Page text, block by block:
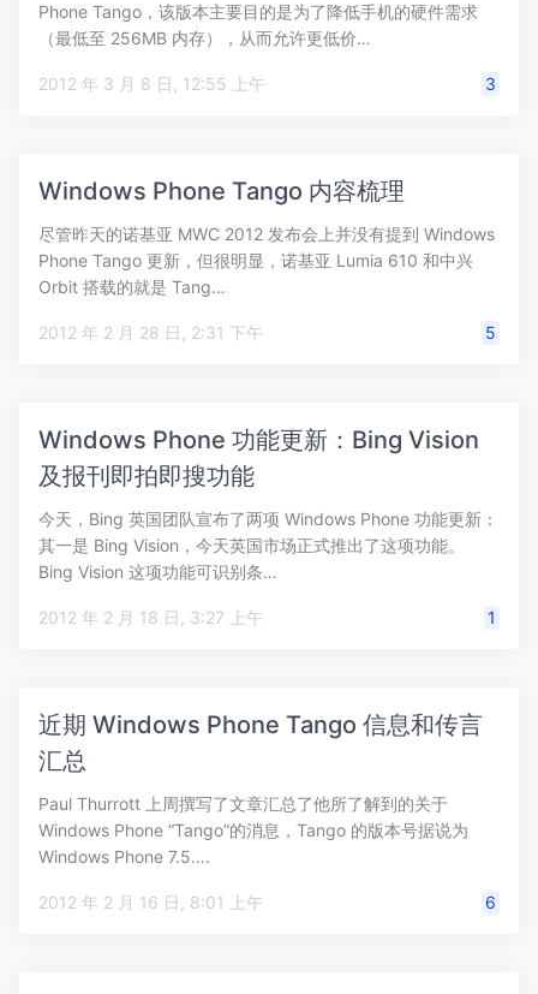
Phone Tango，该版本主要目的是为了降低手机的硬件需求
（最低至 256MB 内存），从而允许更低价…
2012 年 3 月 8 日, 12:55 上午 3
Windows Phone Tango 内容梳理
尽管昨天的诺基亚 MWC 2012 发布会上并没有提到 Windows
Phone Tango 更新，但很明显，诺基亚 Lumia 610 和中兴
Orbit 搭载的就是 Tang…
2012 年 2 月 28 日, 2:31 下午 5
Windows Phone 功能更新：Bing Vision
及报刊即拍即搜功能
今天，Bing 英国团队宣布了两项 Windows Phone 功能更新：
其一是 Bing Vision，今天英国市场正式推出了这项功能。
Bing Vision 这项功能可识别条…
2012 年 2 月 18 日, 3:27 上午 1
近期 Windows Phone Tango 信息和传言
汇总
Paul Thurrott 上周撰写了文章汇总了他所了解到的关于
Windows Phone “Tango”的消息，Tango 的版本号据说为
Windows Phone 7.5….
2012 年 2 月 16 日, 8:01 上午 6